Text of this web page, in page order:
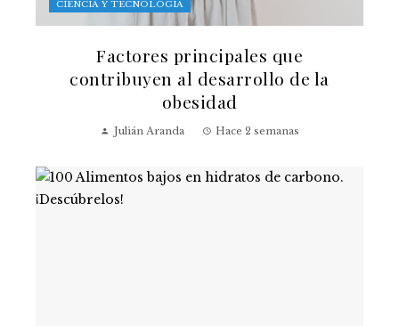
CIENCIA Y TECNOLOGÍA
Factores principales que
contribuyen al desarrollo de la
obesidad
Julián Aranda Hace 2 semanas